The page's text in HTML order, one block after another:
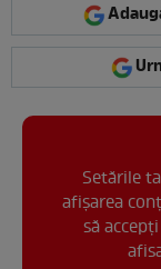
Setările
afișarea
să